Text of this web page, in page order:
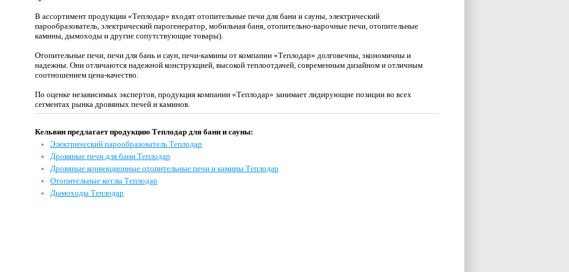
В ассортимент продукции «Теплодар» входят отопительные печи для бани и сауны, электрический
парообразователь, электрический парогенератор, мобильная баня, отопительно-варочные печи, отопительные
камины, дымоходы и другие сопутствующие товары).
Отопительные печи, печи для бань и саун, печи-камины от компании «Теплодар» долговечны, экономичны и
надежны. Они отличаются надежной конструкцией, высокой теплоотдачей, современным дизайном и отличным
соотношением цена-качество.
По оценке независимых экспертов, продукция компании «Теплодар» занимает лидирующие позиции во всех
сегментах рынка дровяных печей и каминов.
Кельвин предлагает продукцию Теплодар для бани и сауны:
Электрический парообразователь Теплодар
Дровяные печи для бани Теплодар
Дровяные конвекционные отопительные печи и камины Теплодар
Отопительные котлы Теплодар
Дымоходы Теплодар